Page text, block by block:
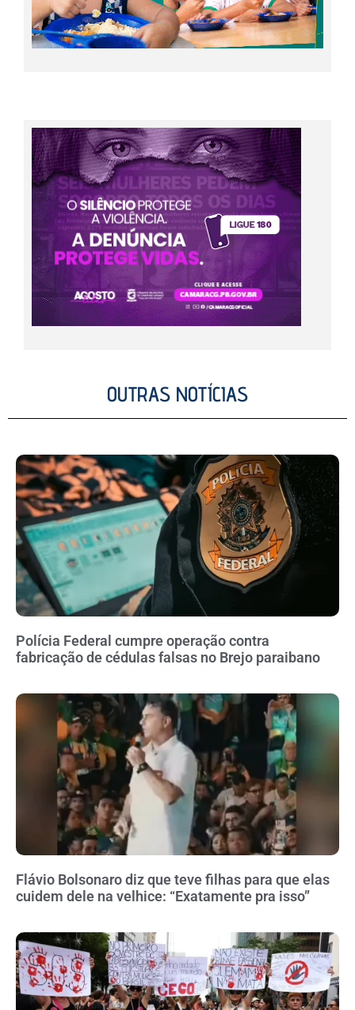
OUTRAS NOTÍCIAS
Polícia Federal cumpre operação contra
fabricação de cédulas falsas no Brejo paraibano
Flávio Bolsonaro diz que teve filhas para que elas
cuidem dele na velhice: “Exatamente pra isso”